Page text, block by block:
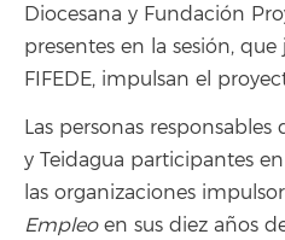
Diocesana y Fundación
presentes en la sesión,
FIFEDE, impulsan el
Las personas
y Teidagua participantes
las organizaciones
Empleoen sus diez años